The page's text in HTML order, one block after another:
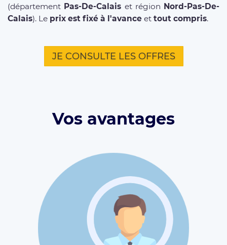
(département Pas-De-Calais et région Nord-Pas-De-
Calais). Le prix est fixé à l'avance et tout compris.
JE CONSULTE LES OFFRES
Vos avantages